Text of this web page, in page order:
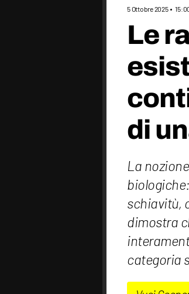
5 Ottobre 2025
Le
di
La
schiavitù,
dimostra
categoria